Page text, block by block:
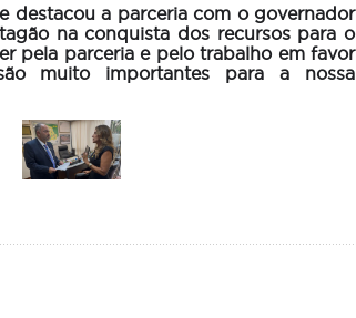
destacou a parceria com o governador
na conquista dos recursos para o
pela parceria e pelo trabalho em favor
muito importantes para a nossa